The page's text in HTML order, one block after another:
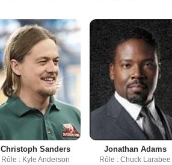
Christoph Sanders
Rôle : Kyle Anderson
Jonathan Adams
Rôle : Chuck Larabee